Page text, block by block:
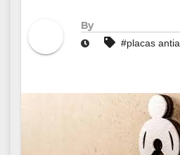
By
#placas